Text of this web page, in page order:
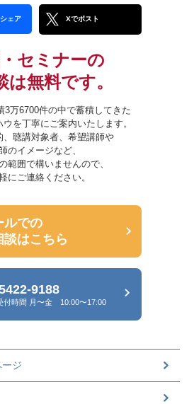
ェア Xでポスト
セミナーの
は無料です。
3万6700件の中で蓄積してきた
を丁寧にご案内いたします。
、聴講対象者、希望講師や
のイメージなど、
範囲で構いませんので、
にご連絡ください。
ルでの
談はこちら
9188
付時間 月〜金 10:00〜17:00
ジ